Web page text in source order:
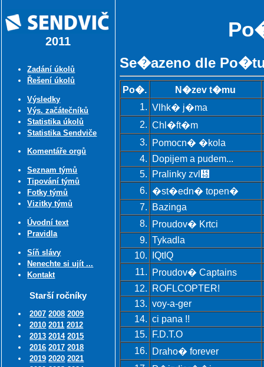
2011
Zadání úkolů
Řešení úkolů
Výsledky
Výs. začátečníků
Statistika úkolů
Statistika Sendviče
Komentáře orgů
Seznam týmů
Tipování týmů
Fotky týmů
Vizitky týmů
Úvodní text
Pravidla
Síň slávy
Nenechte si ujít ...
Kontakt
Starší ročníky
2007 2008 2009
2010 2011 2012
2013 2014 2015
2016 2017 2018
2019 2020 2021
Se�azeno dle
Po�.
N�zev t�mu
1. Vlhk� j�ma
2. Chl�ft�m
3.
Pomocn� �kola
4.
Dopijem a pudem...
5.
Pralinky zvl᚝
6. �st�edn� topen�
7.
Bazinga
8.
Proudov� Krtci
9. Tykadla
10.
IQtIQ
11.
Proudov� Captains
12.
ROFLCOPTER!
13. voy-a-ger
14. ci pana !!
15.
F.D.T.O
16.
Draho� forever